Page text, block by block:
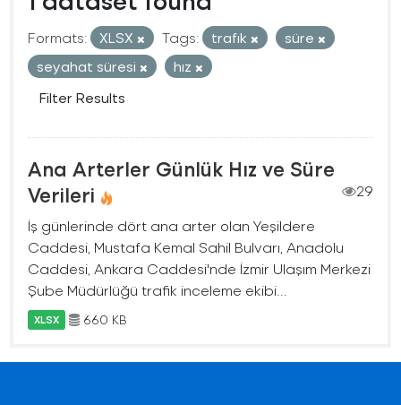
Formats: XLSX Tags: trafık
süre
seyahat süresi
hız
Filter Results
Ana Arterler Günlük Hız ve Süre
Verileri
29
İş günlerinde dört ana arter olan Yeşildere
Caddesi, Mustafa Kemal Sahil Bulvarı, Anadolu
Caddesi, Ankara Caddesi'nde İzmir Ulaşım Merkezi
Şube Müdürlüğü trafik inceleme ekibi...
XLSX 660 KB